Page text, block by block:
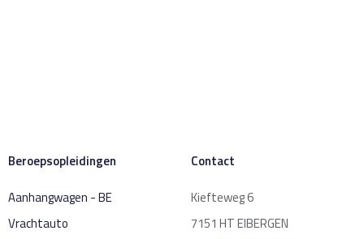
Beroepsopleidingen
Aanhangwagen - BE
Vrachtauto
Contact
Kiefteweg 6
7151 HT EIBERGEN